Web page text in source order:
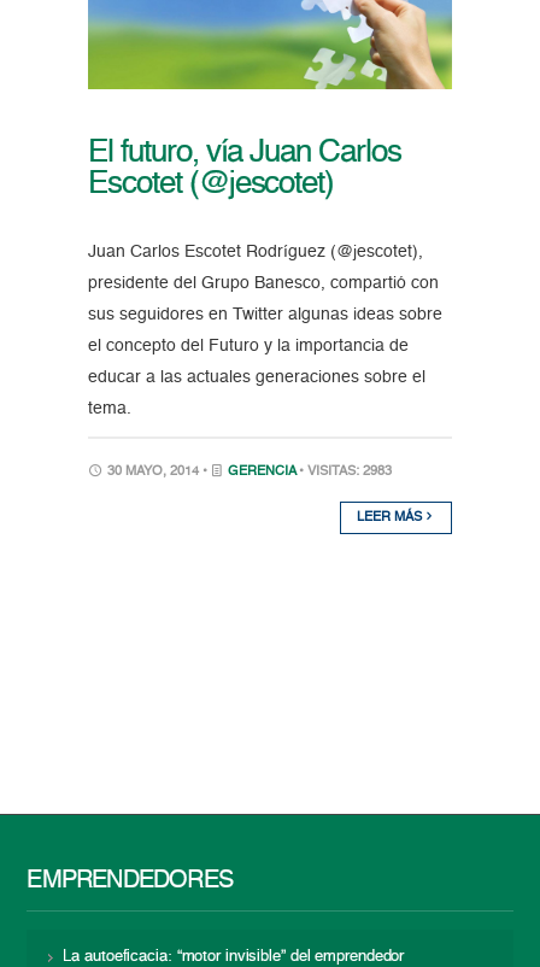
El futuro, vía Juan Carlos
Escotet (@jescotet)
Juan Carlos Escotet Rodríguez (@jescotet),
presidente del Grupo Banesco, compartió con
sus seguidores en Twitter algunas ideas sobre
el concepto del Futuro y la importancia de
educar a las actuales generaciones sobre el
tema.
30 MAYO, 2014 • GERENCIA • VISITAS: 2983
LEER MÁS
EMPRENDEDORES
La autoeficacia: “motor invisible” del emprendedor